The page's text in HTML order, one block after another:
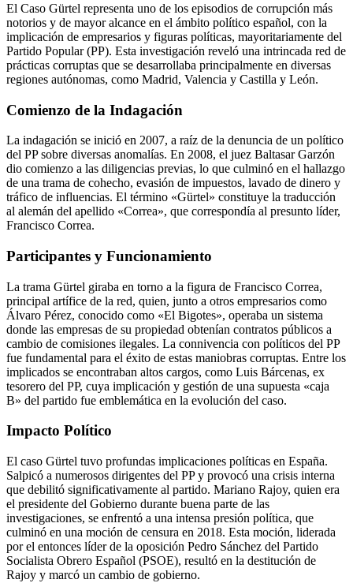
El Caso Gürtel representa uno de los episodios de corrupción más
notorios y de mayor alcance en el ámbito político español, con la
implicación de empresarios y figuras políticas, mayoritariamente del
Partido Popular (PP). Esta investigación reveló una intrincada red de
prácticas corruptas que se desarrollaba principalmente en diversas
regiones autónomas, como Madrid, Valencia y Castilla y León.
Comienzo de la Indagación
La indagación se inició en 2007, a raíz de la denuncia de un político
del PP sobre diversas anomalías. En 2008, el juez Baltasar Garzón
dio comienzo a las diligencias previas, lo que culminó en el hallazgo
de una trama de cohecho, evasión de impuestos, lavado de dinero y
tráfico de influencias. El término «Gürtel» constituye la traducción
al alemán del apellido «Correa», que correspondía al presunto líder,
Francisco Correa.
Participantes y Funcionamiento
La trama Gürtel giraba en torno a la figura de Francisco Correa,
principal artífice de la red, quien, junto a otros empresarios como
Álvaro Pérez, conocido como «El Bigotes», operaba un sistema
donde las empresas de su propiedad obtenían contratos públicos a
cambio de comisiones ilegales. La connivencia con políticos del PP
fue fundamental para el éxito de estas maniobras corruptas. Entre los
implicados se encontraban altos cargos, como Luis Bárcenas, ex
tesorero del PP, cuya implicación y gestión de una supuesta «caja
B» del partido fue emblemática en la evolución del caso.
Impacto Político
El caso Gürtel tuvo profundas implicaciones políticas en España.
Salpicó a numerosos dirigentes del PP y provocó una crisis interna
que debilitó significativamente al partido. Mariano Rajoy, quien era
el presidente del Gobierno durante buena parte de las
investigaciones, se enfrentó a una intensa presión política, que
culminó en una moción de censura en 2018. Esta moción, liderada
por el entonces líder de la oposición Pedro Sánchez del Partido
Socialista Obrero Español (PSOE), resultó en la destitución de
Rajoy y marcó un cambio de gobierno.